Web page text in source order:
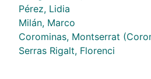
Pérez, Lidia
Milán, Marco
Corominas, Montserrat
Serras Rigalt, Florenci